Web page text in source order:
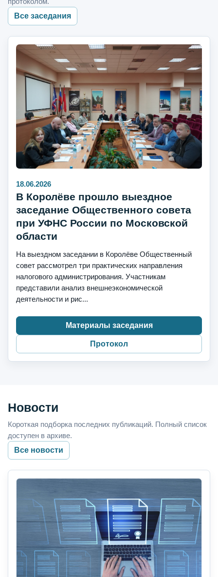
Все заседания
18.06.2026
В Королёве прошло выездное
заседание Общественного совета
при УФНС России по Московской
области
На выездном заседании в Королёве Общественный
совет рассмотрел три практических направления
налогового администрирования. Участникам
представили анализ внешнеэкономической
деятельности и рис...
Материалы заседания
Протокол
Новости
Короткая подборка последних публикаций. Полный список
доступен в архиве.
Все новости